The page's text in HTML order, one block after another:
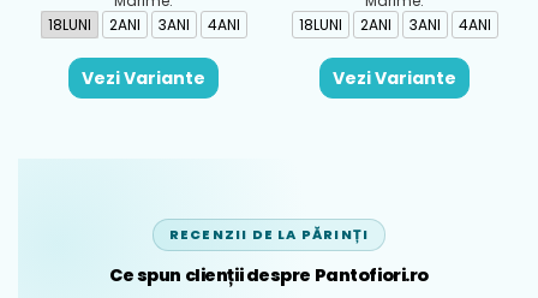
18LUNI
2ANI 3ANI 4ANI
Vezi Variante
18LUNI
2ANI 3ANI 4ANI
Vezi Variante
RECENZII DE LA PĂRINȚI
Ce spun clienții despre Pantofiori.ro